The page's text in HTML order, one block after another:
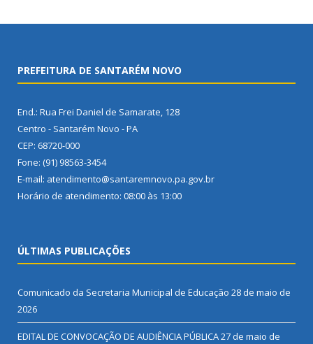
PREFEITURA DE SANTARÉM NOVO
End.: Rua Frei Daniel de Samarate, 128
Centro - Santarém Novo - PA
CEP: 68720-000
Fone: (91) 98563-3454
E-mail: atendimento@santaremnovo.pa.gov.br
Horário de atendimento: 08:00 às 13:00
ÚLTIMAS PUBLICAÇÕES
Comunicado da Secretaria Municipal de Educação 28 de maio de
2026
EDITAL DE CONVOCAÇÃO DE AUDIÊNCIA PÚBLICA27 de maio de